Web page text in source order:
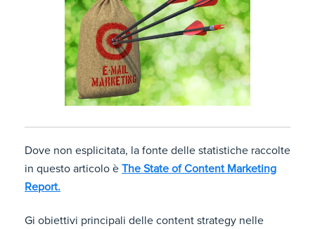
Dove non esplicitata, la fonte delle statistiche raccolte
in questo articolo è The State of Content Marketing
Report.
Gi obiettivi principali delle content strategy nelle